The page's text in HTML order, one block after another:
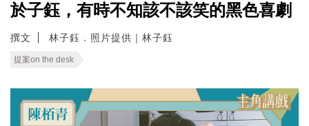
於子鈺，有時不知該不該笑的黑色喜劇
撰文 林子鈺．照片提供｜林子鈺
提案on the desk